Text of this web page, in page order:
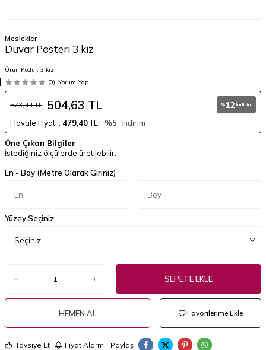
Meslekler
Duvar Posteri 3 kiz
Ürün Kodu : 3 kiz
(0) Yorum Yap
573,44TL 504,63 TL % 12 İndirim
Havale Fiyatı : 479,40TL %5 İndirim
Öne Çıkan Bilgiler
İstediğiniz ölçülerde üretilebilir.
En - Boy (Metre Olarak Giriniz)
Yüzey Seçiniz
SEPETE EKLE
HEMEN AL Favorilerime Ekle
Tavsiye Et Fiyat Alarmı Paylaş